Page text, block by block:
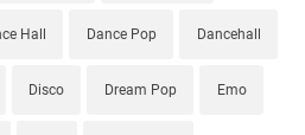
Hall Dance Pop Dancehall
Disco Dream Pop Emo